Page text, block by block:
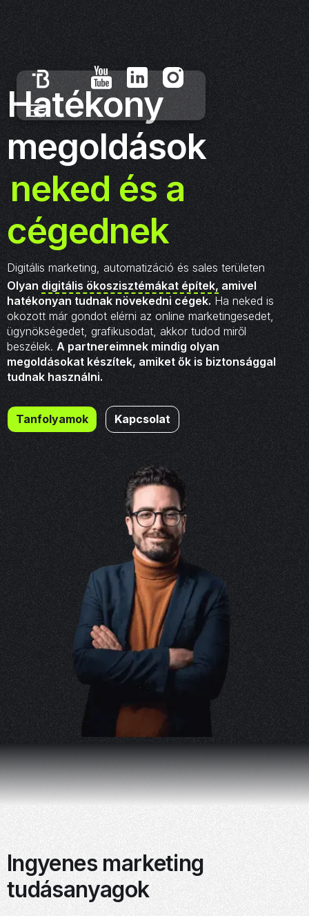
Hatékony
megoldások
neked és a
cégednek
Digitális marketing, automatizáció és sales területen
Olyan digitális ökoszisztémákat építek, amivel
hatékonyan tudnak növekedni cégek. Ha neked is
okozott már gondot elérni az online marketingesedet,
ügynökségedet, grafikusodat, akkor tudod miről
beszélek. A partnereimnek mindig olyan
megoldásokat készítek, amiket ők is biztonsággal
tudnak használni.
Tanfolyamok Kapcsolat
Ingyenes marketing
tudásanyagok